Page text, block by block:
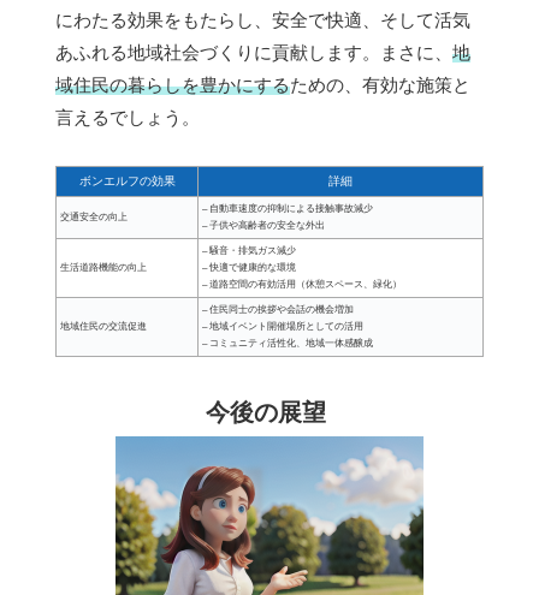
にわたる効果をもたらし、安全で快適、そして活気
あふれる地域社会づくりに貢献します。まさに、 地
域住民の暮らしを豊かにするための、有効な施策と
言えるでしょう。
ボンエルフの効果 詳細
交通安全の向上
– 自動車速度の抑制による接触事故減少
– 子供や高齢者の安全な外出
生活道路機能の向上
– 騒音・排気ガス減少
– 快適で健康的な環境
– 道路空間の有効活用（休憩スペース、緑化）
地域住民の交流促進
– 住民同士の挨拶や会話の機会増加
– 地域イベント開催場所としての活用
– コミュニティ活性化、地域一体感醸成
今後の展望